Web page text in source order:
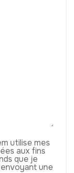
utilise mes
aux fins
que je
une